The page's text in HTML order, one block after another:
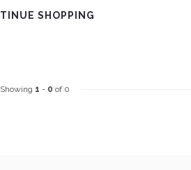
SHOPPING
Showing 1 - 0 of 0